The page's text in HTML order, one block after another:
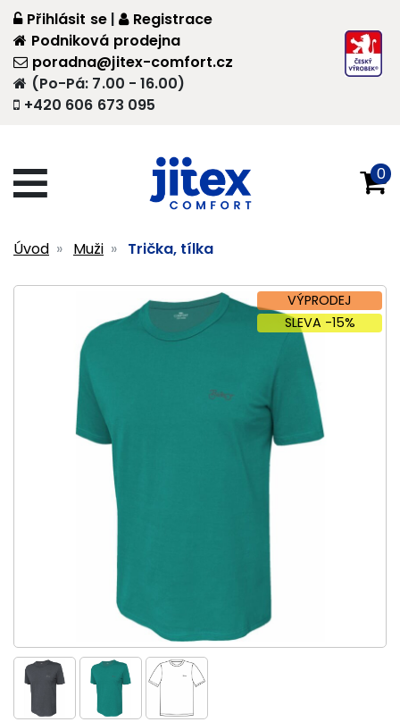
+420 606 673 095
(Po-Pá: 7.00 - 16.00)
poradna@jitex-comfort.cz
Přihlásit se |
Registrace
Podniková prodejna
0
Úvod Muži Trička, tílka
VÝPRODEJ
SLEVA -15%